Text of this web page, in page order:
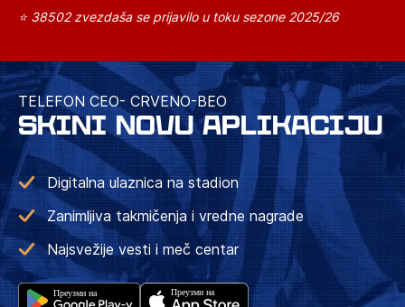
⭐ 38502 zvezdaša se prijavilo u toku sezone 2025/26
TELEFON CEO- CRVENO-BEO
SKINI NOVU APLIKACIJU
Digitalna ulaznica na stadion
Zanimljiva takmičenja i vredne nagrade
Najsvežije vesti i meč centar